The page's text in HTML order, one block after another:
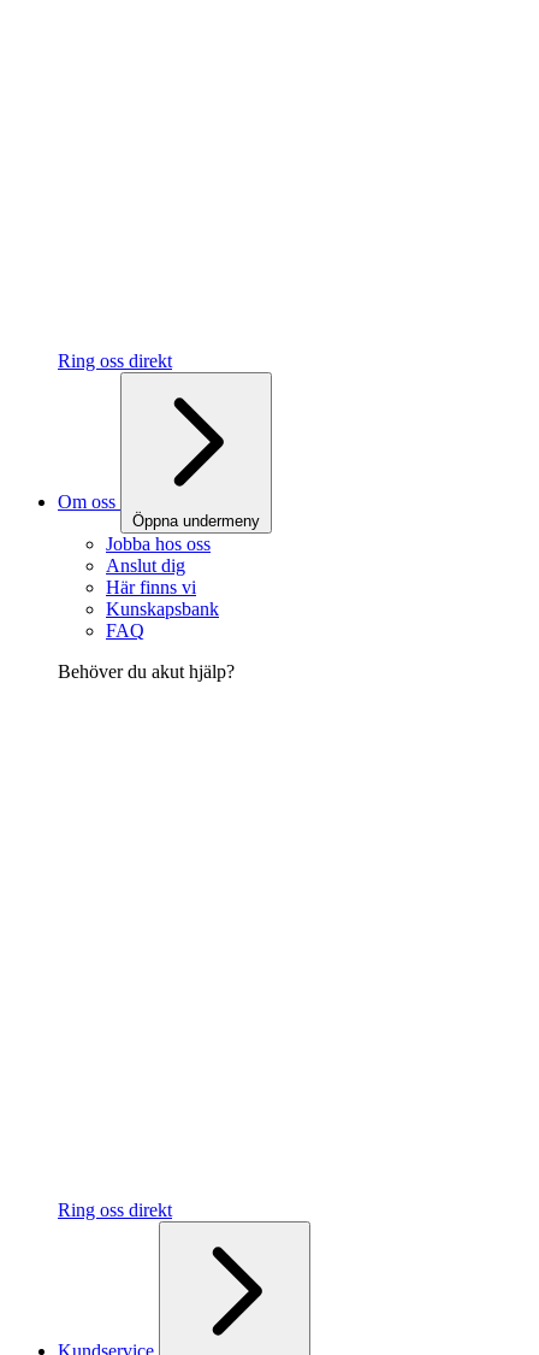
Ring oss direkt
Om oss
Öppna undermeny
Jobba hos oss
Anslut dig
Här finns vi
Kunskapsbank
FAQ
Behöver du akut hjälp?
Ring oss direkt